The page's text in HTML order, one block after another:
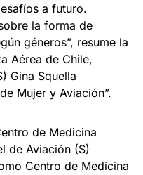
a futuro.
la forma de
géneros”, resume la
Aérea de Chile,
Gina Squella
Mujer y Aviación”.
de Medicina
de Aviación (S)
Centro de Medicina